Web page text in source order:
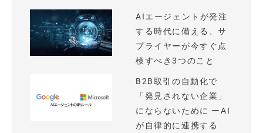
AIエージェントが発注
する時代に備える、サ
プライヤーが今すぐ点
検すべき3つのこと
B2B取引の自動化で
「発見されない企業」
にならないために ーAI
が自律的に連携する